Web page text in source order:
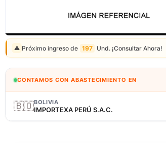
⚠️ Próximo ingreso de 197 Und. ¡Consultar Ahora!
CONTAMOS CON ABASTECIMIENTO EN
🇧🇴BOLIVIA
IMPORTEXA PERÚ S.A.C.